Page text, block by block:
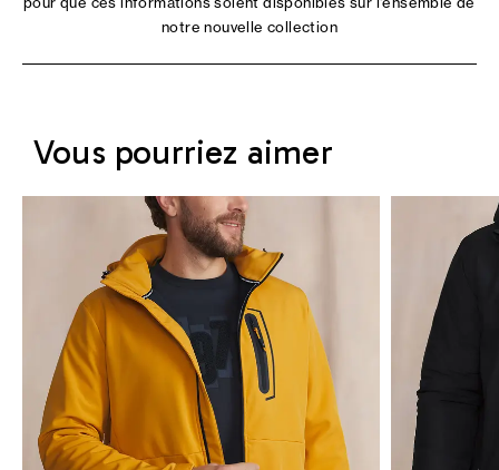
notre nouvelle collection
Vous pourriez aimer